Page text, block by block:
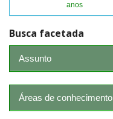
anos
Busca facetada
Assunto
Áreas de conhecimento